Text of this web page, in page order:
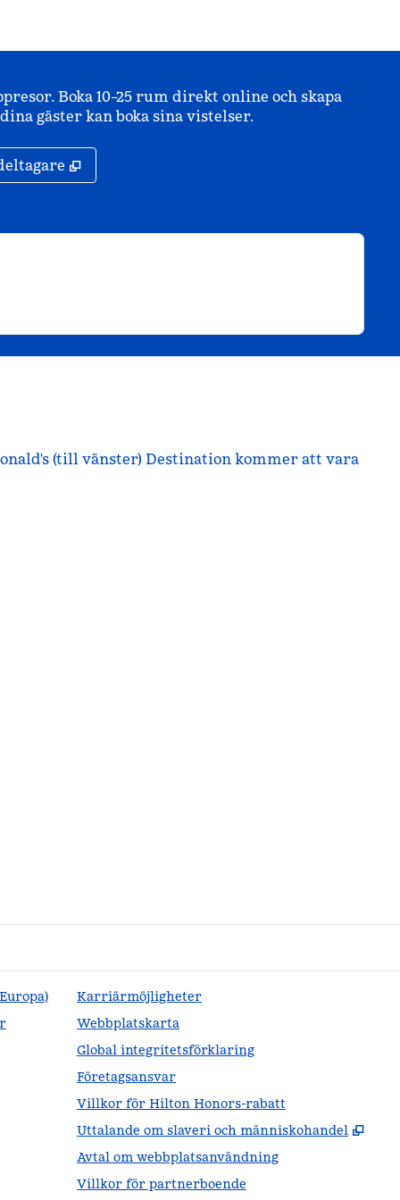
Boka 10–25 rum direkt online och skapa
gäster kan boka sina vistelser.
,
(till vänster) Destination kommer att vara
Karriärmöjligheter
Webbplatskarta
Global integritetsförklaring
Företagsansvar
Villkor för Hilton Honors-rabatt
Uttalande om slaveri och människohandel
,
Avtal om webbplatsanvändning
Villkor för partnerboende